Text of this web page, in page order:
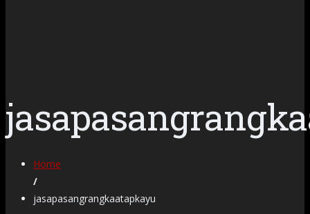
Home
/
jasapasangrangkaatapkayu